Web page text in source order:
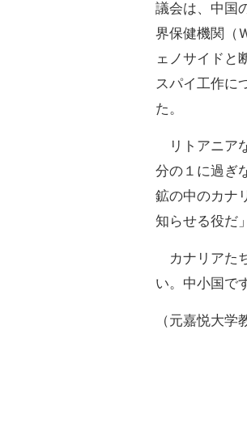
議会は、中国
界保健機関（
ェノサイドと
スパイ工作に
た。
リトアニア
分の１に過ぎ
鉱の中のカナ
知らせる役だ
カナリアた
い。中小国で
（元嘉悦大学